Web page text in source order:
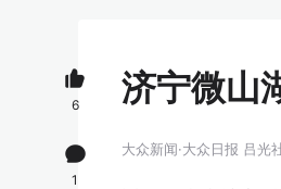
济宁微山
大众新闻·大众日报 吕光
6
1